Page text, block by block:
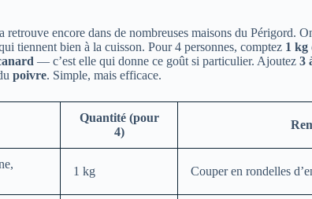
retrouve encore dans de nombreuses maisons du Périgord.
tiennent bien à la cuisson. Pour 4 personnes, comptez 1 kg
— c’est elle qui donne ce goût si particulier. Ajoutez 3
poivre. Simple, mais efficace.
Quantité (pour
4)
1 kg Couper en rondelles